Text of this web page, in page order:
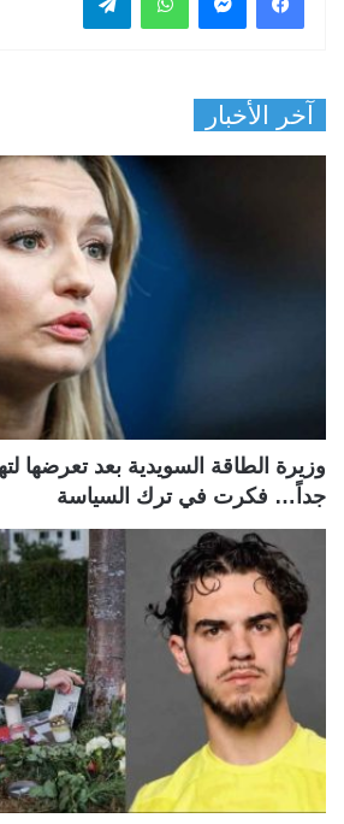
آخر الأخبار
وزيرة الطاقة السويدية بعد تعرضها
جداً… فكرت في ترك السياسة